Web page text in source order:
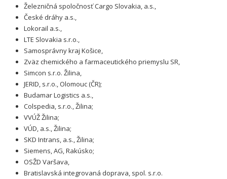
Železničná spoločnosť Cargo Slovakia, a.s.,
České dráhy a.s.,
Lokorail a.s.,
LTE Slovakia s.r.o.,
Samosprávny kraj Košice,
Zväz chemického a farmaceutického priemyslu SR,
Simcon s.r.o. Žilina,
JERID, s.r.o., Olomouc (ČR);
Budamar Logistics a.s.,
Colspedia, s.r.o., Žilina;
VVÚŽ Žilina;
VÚD, a.s., Žilina;
SKD Intrans, a.s., Žilina;
Siemens, AG, Rakúsko;
OSŽD Varšava,
Bratislavská integrovaná doprava, spol. s.r.o.